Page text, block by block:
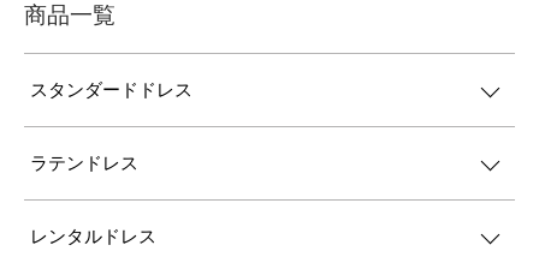
商品一覧
スタンダードドレス
ラテンドレス
レンタルドレス